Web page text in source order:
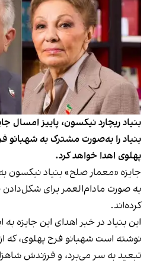
بنیاد ریچارد نیکسون، پاییز امسال
بنیاد را به‌صورت مشترک به شهبانو
پهلوی اهدا خواهد کرد.
جایزه «معمار صلح» بنیاد نیکسون
به صورت مادام‌العمر برای
کرده‌اند.
این بنیاد در خبر اهدای این جایزه
تبعید به سر می‌برد، و فرزندش